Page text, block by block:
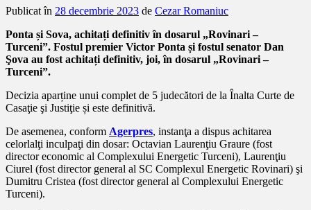
Publicat în 28 decembrie 2023 de Cezar Romaniuc
Ponta și Sova, achitați definitiv în dosarul „Rovinari –
Turceni”. Fostul premier Victor Ponta și fostul senator Dan
Şova au fost achitați definitiv, joi, în dosarul „Rovinari –
Turceni”.
Decizia aparține unui complet de 5 judecători de la Înalta Curte de
Casaţie şi Justiţie și este definitivă.
De asemenea, conform Agerpres, instanţa a dispus achitarea
celorlalţi inculpaţi din dosar: Octavian Laurenţiu Graure (fost
director economic al Complexului Energetic Turceni), Laurenţiu
Ciurel (fost director general al SC Complexul Energetic Rovinari) şi
Dumitru Cristea (fost director general al Complexului Energetic
Turceni).